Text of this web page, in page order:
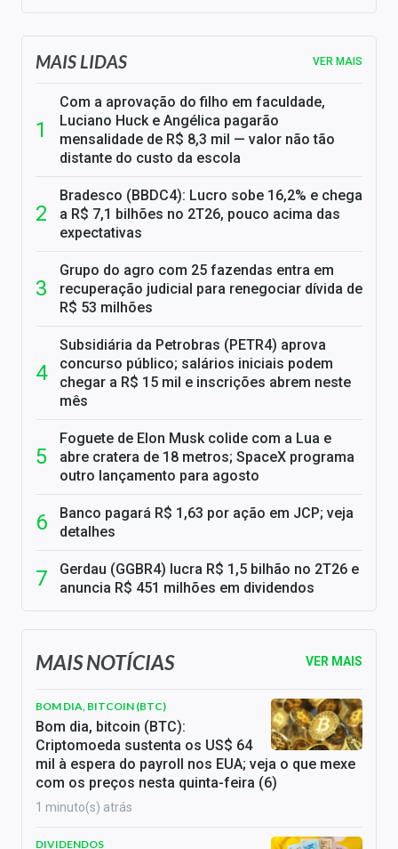
MAIS LIDAS VER MAIS
Com a aprovação do filho em faculdade,
Luciano Huck e Angélica pagarão
mensalidade de R$ 8,3 mil — valor não tão
distante do custo da escola
Bradesco (BBDC4): Lucro sobe 16,2% e chega
a R$ 7,1 bilhões no 2T26, pouco acima das
expectativas
Grupo do agro com 25 fazendas entra em
recuperação judicial para renegociar dívida de
R$ 53 milhões
Subsidiária da Petrobras (PETR4) aprova
concurso público; salários iniciais podem
chegar a R$ 15 mil e inscrições abrem neste
mês
Foguete de Elon Musk colide com a Lua e
abre cratera de 18 metros; SpaceX programa
outro lançamento para agosto
Banco pagará R$ 1,63 por ação em JCP; veja
detalhes
Gerdau (GGBR4) lucra R$ 1,5 bilhão no 2T26 e
anuncia R$ 451 milhões em dividendos
MAIS NOTÍCIAS VER MAIS
BOM DIA, BITCOIN (BTC)
Bom dia, bitcoin (BTC):
Criptomoeda sustenta os US$ 64
mil à espera do payroll nos EUA; veja o que mexe
com os preços nesta quinta-feira (6)
1 minuto(s) atrás
DIVIDENDOS